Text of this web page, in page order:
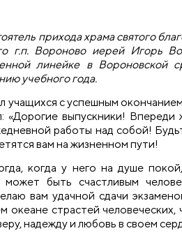
прихода храма святого
г.п. Вороново иерей Игорь
линейке в Вороновской
учебного года.
учащихся с успешным
«Дорогие выпускники! Впереди
работы над собой!
вам на жизненном пути!
когда у него на душе
может быть счастливым
вам удачной сдачи
океане страстей человеческих,
надежду и любовь в своем